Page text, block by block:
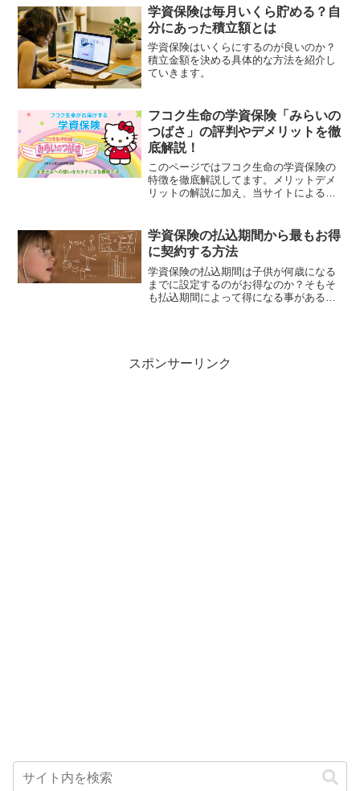
がパッケージされて販売されている事も
多く、人によっては特...
学資保険は毎月いくら貯める？自
分にあった積立額とは
学資保険はいくらにするのが良いのか？
積立金額を決める具体的な方法を紹介し
ていきます。
フコク生命の学資保険「みらいの
つばさ」の評判やデメリットを徹
底解説！
このページではフコク生命の学資保険の
特徴を徹底解説してます。メリットデメ
リットの解説に加え、当サイトによる学
的な評価も紹介しています。学資保険を
ご検討されている方は是非ご参考くださ
い。
学資保険の払込期間から最もお得
に契約する方法
学資保険の払込期間は子供が何歳になる
までに設定するのがお得なのか？そもそ
も払込期間によって得になる事がある
スポンサーリンク